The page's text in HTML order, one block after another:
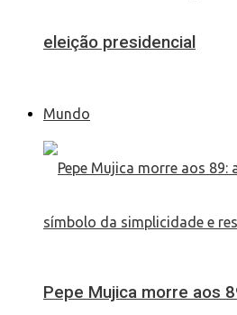
eleição presidencial
Mundo
Pepe Mujica morre aos